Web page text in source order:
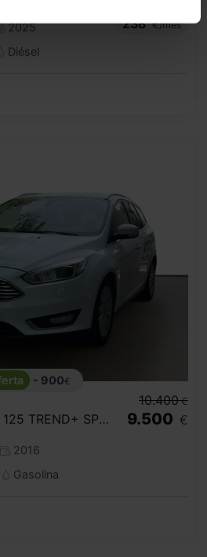
2025
Diésel
238 €/mes
- 900€
1.0 ECOBOOST A S S 125 TREND+ SPORTBREAK
2016
Gasolina
10.400 €
9.500 €